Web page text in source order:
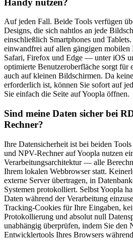
Auf jeden Fall. Beide Tools verfügen
Designs, die sich nahtlos an jede
einschließlich Smartphones und
einwandfrei auf allen gängigen
Safari, Firefox und Edge — unter iOS
optimierte Benutzeroberfläche sorgt für
auch auf kleinen Bildschirmen. Da
erforderlich ist, können Sie sofort auf
Sie einfach die Seite auf Yoopla öffnen.
Sind meine Daten sicher bei
Rechner?
Ihre Datensicherheit ist bei beiden
und NPV-Rechner auf Yoopla nutzen
Verarbeitungsarchitektur — alle
Ihrem lokalen Webbrowser statt.
externe Server übertragen, in
Systemen protokolliert. Selbst Yoopla
Daten während der Verarbeitung
Tracking-Cookies für Ihre Eingaben,
Protokollierung und absolut null
unabhängig überprüfen, indem Sie den
Entwicklertools Ihres Browsers